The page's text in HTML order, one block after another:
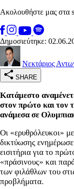
Ακολουθήστε μας στα
Δημοσιεύτηκε:
Νεκτάριος
SHARE
Κατάμεστο
στον πρώτο και τον
ανάμεσα σε
Οι «ερυθρόλευκοι»
δικτύωσης
εισιτήρια για το
«πράσινους» και
των φιλάθλων του
προβλήματα.